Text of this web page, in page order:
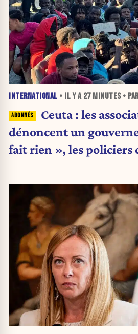
INTERNATIONAL • IL Y A 27 MINUTES•
Ceuta : les
dénoncent un
fait rien », les policiers